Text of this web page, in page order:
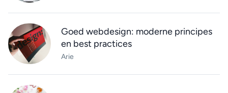
Goed webdesign: moderne principes
en best practices
Arie